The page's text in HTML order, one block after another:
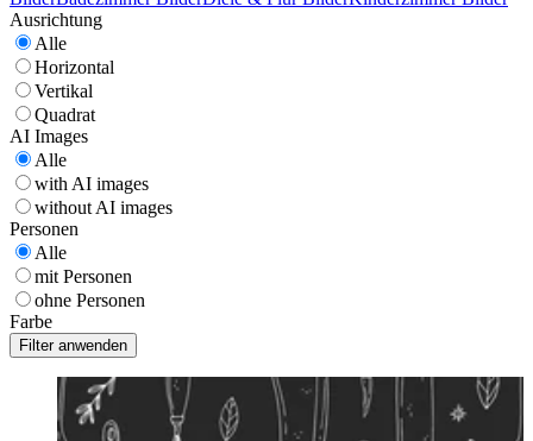
Ausrichtung
Alle
Horizontal
Vertikal
Quadrat
AI Images
Alle
with AI images
without AI images
Personen
Alle
mit Personen
ohne Personen
Farbe